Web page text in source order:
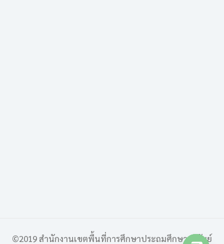
©2019 สำนักงานเขตพื้นที่การศึกษาประถมศึกษาบุรีรัมย์